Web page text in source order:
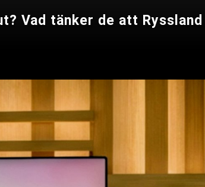
Vad tänker de att Ryssland